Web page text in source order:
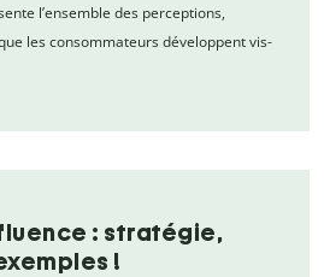
l’ensemble des perceptions,
les consommateurs développent vis-
: stratégie,
!